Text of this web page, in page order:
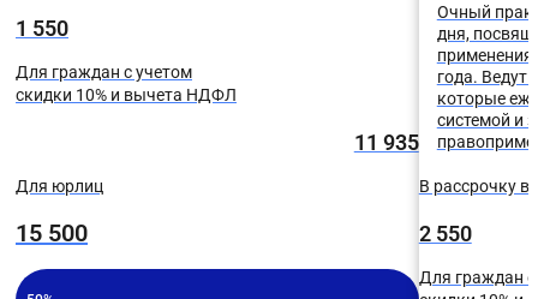
1 550
Для граждан с учетом
скидки 10% и вычета НДФЛ
11 935
Для юрлиц
15 500
Очный
дня,
применения
года. Ведут
которые
системой и
В рассрочку в
2 550
Для граждан